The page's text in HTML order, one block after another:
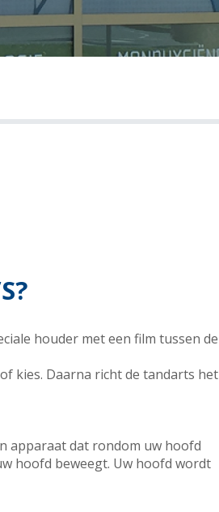
houder met een film tussen de
kies. Daarna richt de tandarts het
apparaat dat rondom uw hoofd
hoofd beweegt. Uw hoofd wordt